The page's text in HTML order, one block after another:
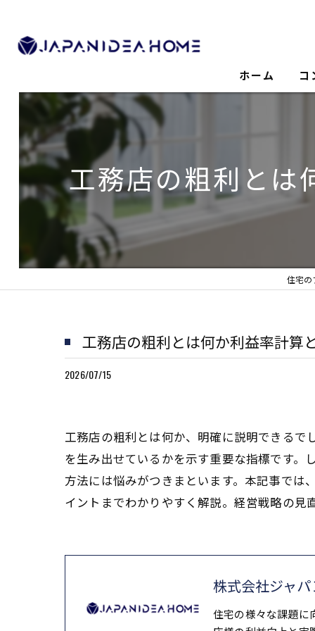
ホーム コ
工務店の粗利とは
住宅の
工務店の粗利とは何か利益率計算
2026/07/15
工務店の粗利とは何か、明確に説明できる
を生み出せているかを示す重要な指標です。
方法には悩みがつきまといます。本記事では
イントまでわかりやすく解説。経営戦略の見
株式会社ジャ
住宅の様々な課題に